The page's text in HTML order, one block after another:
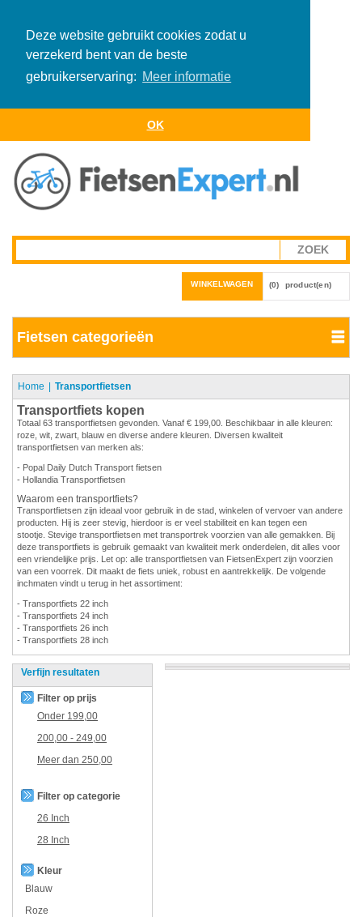
Deze website gebruikt cookies zodat u
verzekerd bent van de beste
gebruikerservaring: Meer informatie
OK
WINKELWAGEN (0) product(en)
Fietsen categorieën
Home Transportfietsen
Transportfiets kopen
Totaal 63 transportfietsen gevonden. Vanaf € 199,00. Beschikbaar in alle kleuren:
roze, wit, zwart, blauw en diverse andere kleuren. Diversen kwaliteit
transportfietsen van merken als:
- Popal Daily Dutch Transport fietsen
- Hollandia Transportfietsen
Waarom een transportfiets?
Transportfietsen zijn ideaal voor gebruik in de stad, winkelen of vervoer van andere
producten. Hij is zeer stevig, hierdoor is er veel stabiliteit en kan tegen een
stootje. Stevige transportfietsen met transportrek voorzien van alle gemakken. Bij
deze transportfiets is gebruik gemaakt van kwaliteit merk onderdelen, dit alles voor
een vriendelijke prijs. Let op: alle transportfietsen van FietsenExpert zijn voorzien
van een voorrek. Dit maakt de fiets uniek, robust en aantrekkelijk. De volgende
inchmaten vindt u terug in het assortiment:
- Transportfiets 22 inch
- Transportfiets 24 inch
- Transportfiets 26 inch
- Transportfiets 28 inch
Verfijn resultaten
Filter op prijs
Onder 199,00
200,00 - 249,00
Meer dan 250,00
Filter op categorie
26 Inch
28 Inch
Kleur
Blauw
Roze